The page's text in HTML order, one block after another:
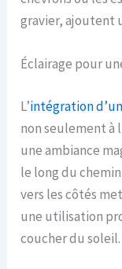
gravier, ajoutent
Éclairage pour
L’intégration
non seulement à
une ambiance
le long du
vers les côtés
une utilisation
coucher du soleil.